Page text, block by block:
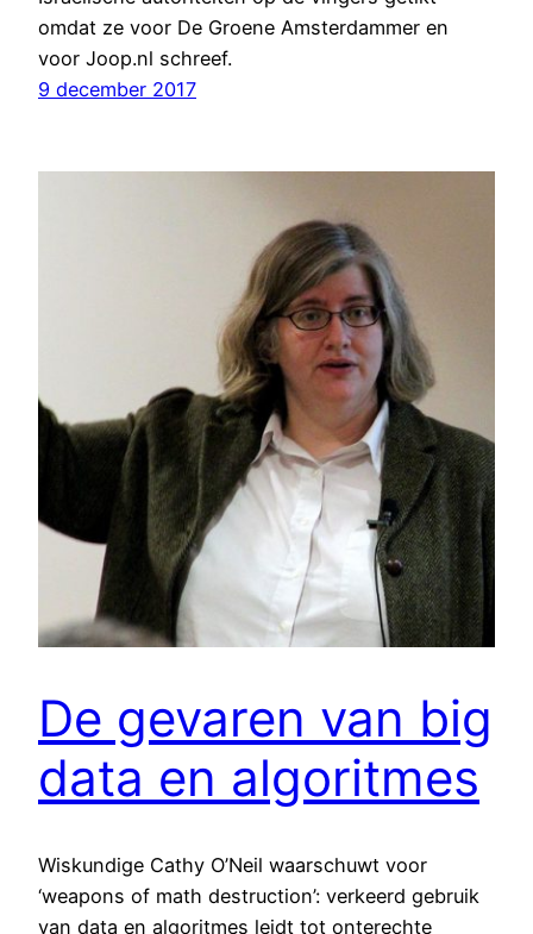
omdat ze voor De Groene Amsterdammer en
voor Joop.nl schreef.
9 december 2017
De gevaren van big
data en algoritmes
Wiskundige Cathy O’Neil waarschuwt voor
‘weapons of math destruction’: verkeerd gebruik
van data en algoritmes leidt tot onterechte